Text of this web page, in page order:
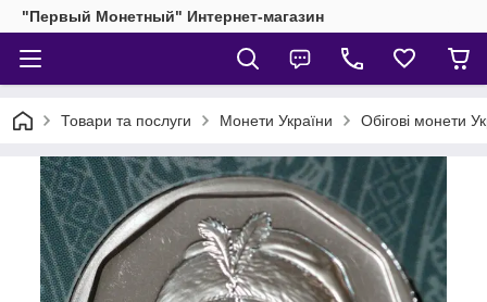
"Первый Монетный" Интернет-магазин
Товари та послуги Монети України Обігові монети